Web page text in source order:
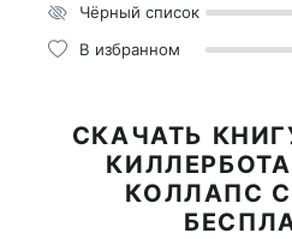
Чёрный список
В избранном
СКАЧАТЬ
КОЛЛАПС